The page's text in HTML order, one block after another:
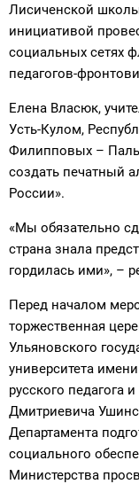
Лисиченской
инициативой
социальных сетях
педагогов-
Елена Власюк,
Усть-Кулом,
Филипповых –
создать печатный
России».
«Мы обязательно
страна знала
гордилась ими», –
Перед началом
торжественная
Ульяновского
университета
русского педагога
Дмитриевича
Департамента
социального
Министерства